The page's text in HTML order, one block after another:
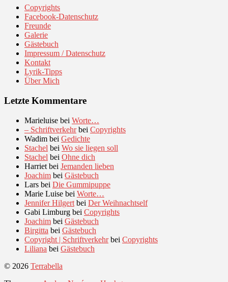
Copyrights
Facebook-Datenschutz
Freunde
Galerie
Gästebuch
Impressum / Datenschutz
Kontakt
Lyrik-Tipps
Über Mich
Letzte Kommentare
Marieluise bei Worte…
– Schriftverkehrbei Copyrights
Wadim bei Gedichte
Stachel bei Wo sie liegen soll
Stachel bei Ohne dich
Harriet bei Jemanden lieben
Joachim bei Gästebuch
Lars bei Die Gummipuppe
Marie Luise bei Worte…
Jennifer Hilgert bei Der Weihnachtself
Gabi Limburg bei Copyrights
Joachim bei Gästebuch
Birgitta bei Gästebuch
Copyright | Schriftverkehrbei Copyrights
Liliana bei Gästebuch
© 2026 Terrabella